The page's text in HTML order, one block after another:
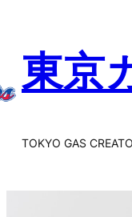
東京
TOKYO GAS